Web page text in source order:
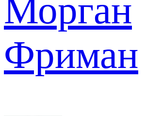
Морган
Фриман